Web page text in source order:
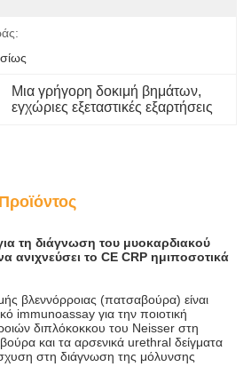
Μια γρήγορη δοκιμή βημάτων,
εγχώριες εξεταστικές εξαρτήσεις
τη διάγνωση του μυοκαρδιακού
ανιχνεύσει το CE CRP ημιποσοτικά
βλεννόρροιας (πατσαβούρα) είναι
immunoassay για την ποιοτική
διπλόκοκκου του Neisser στη
και τα αρσενικά urethral δείγματα
στη διάγνωση της μόλυνσης